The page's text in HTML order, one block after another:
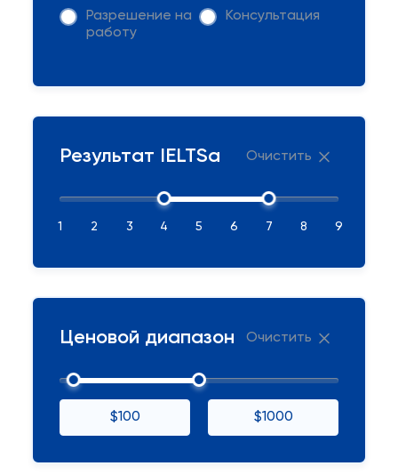
Разрешение на
работу
Консультация
Результат IELTSа Очистить
1 2 3 4 5 6 7 8 9
Ценовой диапазон Очистить
$100 $1000